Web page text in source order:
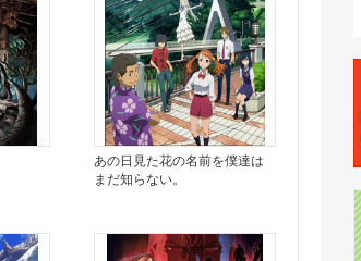
あの日見た花の名前を僕達は
まだ知らない。